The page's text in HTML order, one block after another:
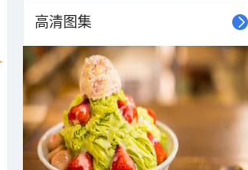
东北风
<3级
东北风
<3级
东北风
<3级
东北风
<3级 <3级
34°C 33°C 33°C 32°C 32°C 31°C
高清图集